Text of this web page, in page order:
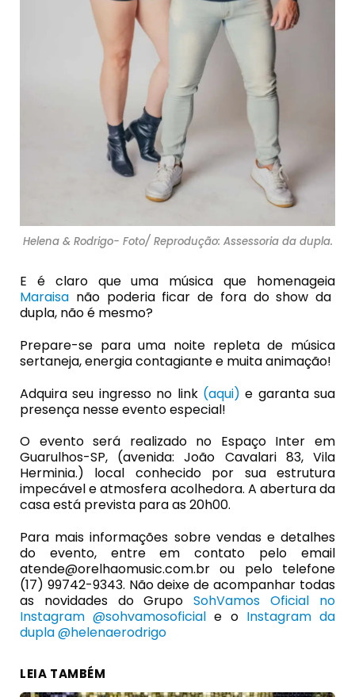
Helena & Rodrigo- Foto/ Reprodução: Assessoria da dupla.
E é claro que uma música que homenageia
Maraisa não poderia ficar de fora do show da
dupla, não é mesmo?
Prepare-se para uma noite repleta de música
sertaneja, energia contagiante e muita animação!
Adquira seu ingresso no link (aqui) e garanta sua
presença nesse evento especial!
O evento será realizado no Espaço Inter em
Guarulhos-SP, (avenida: João Cavalari 83, Vila
Herminia.) local conhecido por sua estrutura
impecável e atmosfera acolhedora. A abertura da
casa está prevista para as 20h00.
Para mais informações sobre vendas e detalhes
do evento, entre em contato pelo email
atende@orelhaomusic.com.br ou pelo telefone
(17) 99742-9343. Não deixe de acompanhar todas
as novidades do GrupoSohVamos Oficial no
Instagram @sohvamosoficial e o Instagram da
dupla @helenaerodrigo
LEIA TAMBÉM